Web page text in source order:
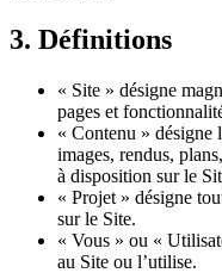
3. Définitions
« Site » désigne
pages et
« Contenu » désigne
images, rendus,
à disposition sur le
« Projet » désigne
sur le Site.
« Vous » ou «
au Site ou l’utilise.